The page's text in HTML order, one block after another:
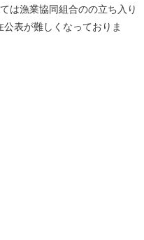
は漁業協同組合のの立ち入り
表が難しくなっておりま